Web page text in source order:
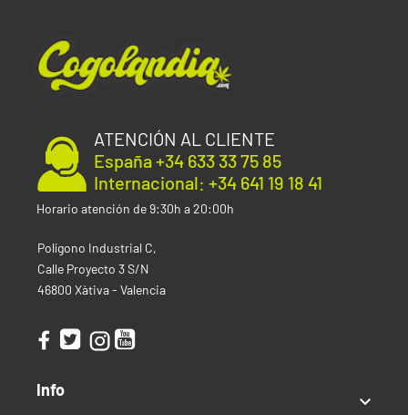
ATENCIÓN AL CLIENTE
España +34 633 33 75 85
Internacional: +34 641 19 18 41
Horario atención de 9:30h a 20:00h
Polígono Industrial C,
Calle Proyecto 3 S/N
46800 Xàtiva - Valencia
Info
